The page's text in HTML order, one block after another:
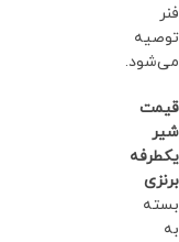
فنر
توصیه
می‌شود.
قیمت
شیر
یکطرفه
برنزی
بسته
به